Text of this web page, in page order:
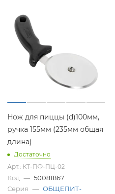
Нож для пиццы (d)100мм,
ручка 155мм (235мм общая
длина)
Достаточно
Арт.: КТ-ПФ-ПЦ-02
Код — 50081867
Серия — ОБЩЕПИТ-